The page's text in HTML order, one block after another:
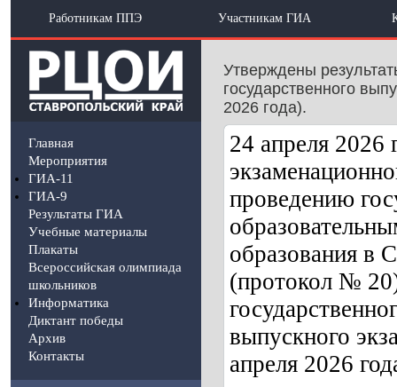
Работникам ППЭ Участникам ГИА
Главная
Мероприятия
ГИА-11
ГИА-9
Результаты ГИА
Учебные материалы
Плакаты
Всероссийская олимпиада
школьников
Информатика
Диктант победы
Архив
Контакты
Утверждены
государственного
2026 года).
24 апреля 2026
проведению
образования в
(протокол №
выпускного
апреля 2026